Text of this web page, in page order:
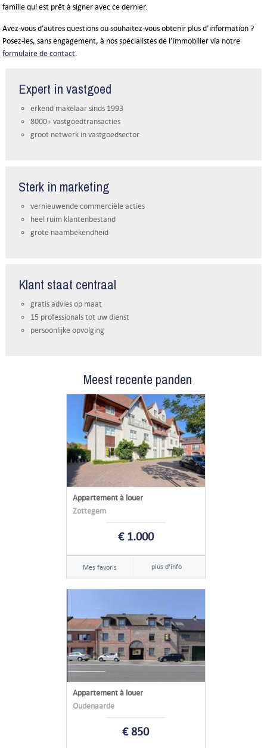
famille qui est prêt à signer avec ce dernier.
Avez-vous d’autres questions ou souhaitez-vous obtenir plus d’information ?
Posez-les, sans engagement, à nos spécialistes de l’immobilier via notre
formulaire de contact.
Expert in vastgoed
erkend makelaar sinds 1993
8000+ vastgoedtransacties
groot netwerk in vastgoedsector
Sterk in marketing
vernieuwende commerciële acties
heel ruim klantenbestand
grote naambekendheid
Klant staat centraal
gratis advies op maat
15 professionals tot uw dienst
persoonlijke opvolging
Meest recente panden
Appartement à louer
Zottegem
€ 1.000
Mes favoris plus d'info
Appartement à louer
Oudenaarde
€ 850